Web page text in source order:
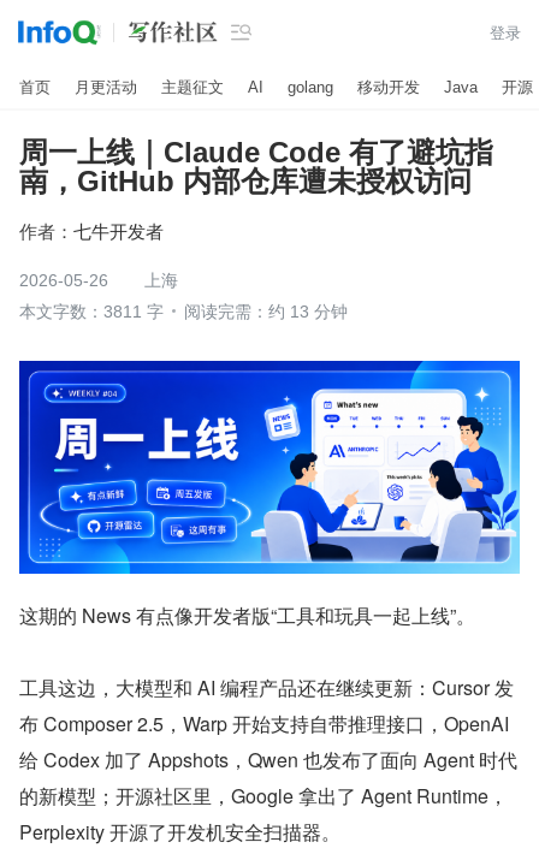
 登录
首页 月更活动 主题征文 AI golang 移动开发 Java 开源
周一上线｜Claude Code 有了避坑指
南，GitHub 内部仓库遭未授权访问
作者： 七牛开发者
2026-05-26
上海
本文字数：3811 字
阅读完需：约 13 分钟
这期的 News 有点像开发者版“工具和玩具一起上线”。
工具这边，大模型和 AI 编程产品还在继续更新：Cursor 发
布 Composer 2.5，Warp 开始支持自带推理接口，OpenAI
给 Codex 加了 Appshots，Qwen 也发布了面向 Agent 时代
的新模型；开源社区里，Google 拿出了 Agent Runtime，
Perplexity 开源了开发机安全扫描器。